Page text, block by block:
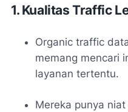
1. Kualitas Traffic
Organic traffic
memang mencari
layanan tertentu.
Mereka punya